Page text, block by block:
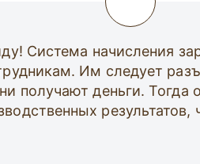
Система начисления
Им следует
получают деньги. Тогда
результатов,